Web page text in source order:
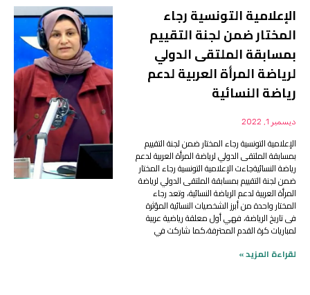
الإعلامية التونسية رجاء
المختار ضمن لجنة التقييم
بمسابقة الملتقى الدولي
لرياضة المرأة العربية لدعم
رياضة النسائية
ديسمبر 1, 2022
الإعلامية التونسية رجاء المختار ضمن لجنة التقييم
بمسابقة الملتقى الدولي لرياضة المرأة العربية لدعم
رياضة النسائيةجاءت الإعلامية التونسية رجاء المختار
ضمن لجنة التقييم بمسابقة الملتقى الدولي لرياضة
المرأة العربية لدعم الرياضة النسائية، وتعد رجاء
المختار واحدة من أبرز الشخصيات النسائية المؤثرة
فى تاريخ الرياضة، فهي أول معلقة رياضية عربية
لمباريات كرة القدم المحترفة،كما شاركت في
لقراءة المزيد »